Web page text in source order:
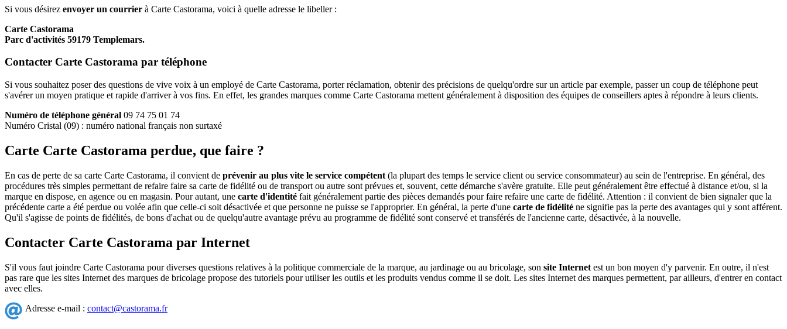
Si vous désirez envoyer un courrier à Carte Castorama, voici à quelle adresse le libeller :
Carte Castorama
Parc d'activités 59179 Templemars.
Contacter Carte Castorama par téléphone
Si vous souhaitez poser des questions de vive voix à un employé de Carte Castorama, porter réclamation, obtenir des précisions de quelqu'ordre sur un article par exemple, passer un coup de téléphone peut
s'avérer un moyen pratique et rapide d'arriver à vos fins. En effet, les grandes marques comme Carte Castorama mettent généralement à disposition des équipes de conseillers aptes à répondre à leurs clients.
Numéro de téléphone général 09 74 75 01 74
Numéro Cristal (09) : numéro national français non surtaxé
Carte Carte Castorama perdue, que faire ?
En cas de perte de sa carte Carte Castorama, il convient de prévenir au plus vite le service compétent (la plupart des temps le service client ou service consommateur) au sein de l'entreprise. En général, des
procédures très simples permettant de refaire faire sa carte de fidélité ou de transport ou autre sont prévues et, souvent, cette démarche s'avère gratuite. Elle peut généralement être effectué à distance et/ou, si la
marque en dispose, en agence ou en magasin. Pour autant, une carte d'identité fait généralement partie des pièces demandés pour faire refaire une carte de fidélité. Attention : il convient de bien signaler que la
précédente carte a été perdue ou volée afin que celle-ci soit désactivée et que personne ne puisse se l'approprier. En général, la perte d'une carte de fidélité ne signifie pas la perte des avantages qui y sont afférent.
Qu'il s'agisse de points de fidélités, de bons d'achat ou de quelqu'autre avantage prévu au programme de fidélité sont conservé et transférés de l'ancienne carte, désactivée, à la nouvelle.
Contacter Carte Castorama par Internet
S'il vous faut joindre Carte Castorama pour diverses questions relatives à la politique commerciale de la marque, au jardinage ou au bricolage, son site Internet est un bon moyen d'y parvenir. En outre, il n'est
pas rare que les sites Internet des marques de bricolage propose des tutoriels pour utiliser les outils et les produits vendus comme il se doit. Les sites Internet des marques permettent, par ailleurs, d'entrer en contact
avec elles.
Adresse e-mail : contact@castorama.fr